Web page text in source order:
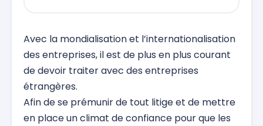
Avec la mondialisation et l’internationalisation
des entreprises, il est de plus en plus courant
de devoir traiter avec des entreprises
étrangères.
Afin de se prémunir de tout litige et de mettre
en place un climat de confiance pour que les